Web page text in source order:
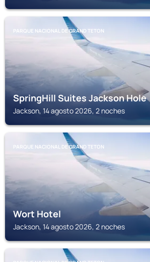
PARQUE NACIONAL DE GRAND TETON
SpringHill Suites Jackson Hole
Jackson, 14 agosto 2026, 2 noches
PARQUE NACIONAL DE GRAND TETON
Wort Hotel
Jackson, 14 agosto 2026, 2 noches